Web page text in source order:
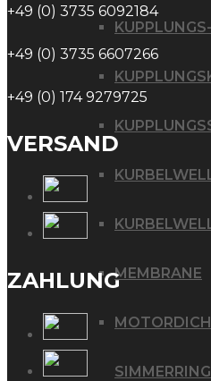
MEMBRANE
+49 (0) 3735 6092184
+49 (0) 3735 6607266
+49 (0) 174 9279725
VERSAND
ZAHLUNG